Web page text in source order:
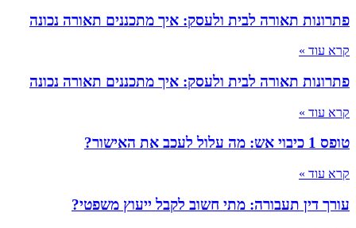
פתרונות תאורה לבית ולעסק: איך מתכננים תאורה נכונה
קרא עוד »
פתרונות תאורה לבית ולעסק: איך מתכננים תאורה נכונה
קרא עוד »
טופס 1 כיבוי אש: מה עלול לעכב את האישור?
קרא עוד »
עורך דין תעבורה: מתי חשוב לקבל ייעוץ משפטי?